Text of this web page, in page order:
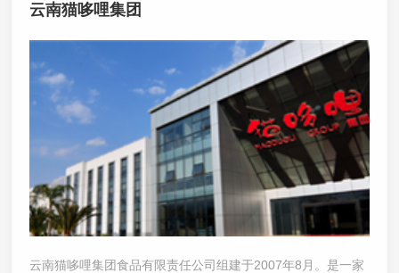
云南猫哆哩集团
云南猫哆哩集团食品有限责任公司组建于2007年8月。是一家